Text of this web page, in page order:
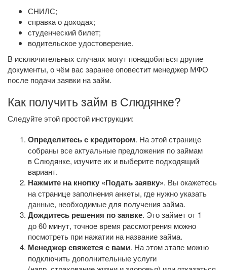
СНИЛС;
справка о доходах;
студенческий билет;
водительское удостоверение.
В исключительных случаях могут понадобиться другие
документы, о чём вас заранее оповестит менеджер МФО
после подачи заявки на займ.
Как получить займ в Слюдянке?
Следуйте этой простой инструкции:
Определитесь с кредитором. На этой странице
собраны все актуальные предложения по займам
в Слюдянке, изучите их и выберите подходящий
вариант.
Нажмите на кнопку «Подать заявку». Вы окажетесь
на странице заполнения анкеты, где нужно указать
данные, необходимые для получения займа.
Дождитесь решения по заявке. Это займет от 1
до 60 минут, точное время рассмотрения можно
посмотреть при нажатии на название займа.
Менеджер свяжется с вами. На этом этапе можно
подключить дополнительные услуги